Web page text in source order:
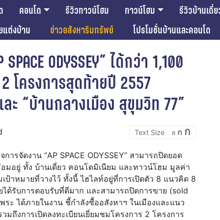
คอนโด รีวิวทาวน์โฮม ทาวน์โฮม
รีวิวบ้านเดี่
แต่งบ้าน
ข่าวอสังหาริมทรัพย์ โปรโมชั่นบ้านและคอนโด
ODYSSEY” ได้กว่า 1,100
โครงการสุดท้ายปี 2557
ละ “บ้านกลางเมือง สุขุมวิท 77”
ก
Decrease
font
size.
ก Reset
font
ก
ารจัดงาน “AP SPACE ODYSSEY” สามารถปิดยอด
มอยู่ ทั้ง บ้านเดี่ยว คอนโดมิเนียม และทาวน์โฮม มูลค่า
ป้าหมายที่วางไว้ ทั้งนี้ ไฮไลท์อยู่ที่การเปิดตัว 8 แนวคิด 8
ด้รับการตอบรับที่ดีมาก และสามารถปิดการขาย (sold
ะ ได้ภายในงาน ชี้กำลังซื้ออสังหาฯ ในเมืองและแนว
มถึงการเปิดลงทะเบียนเยี่ยมชมโครงการ 2 โครงการ